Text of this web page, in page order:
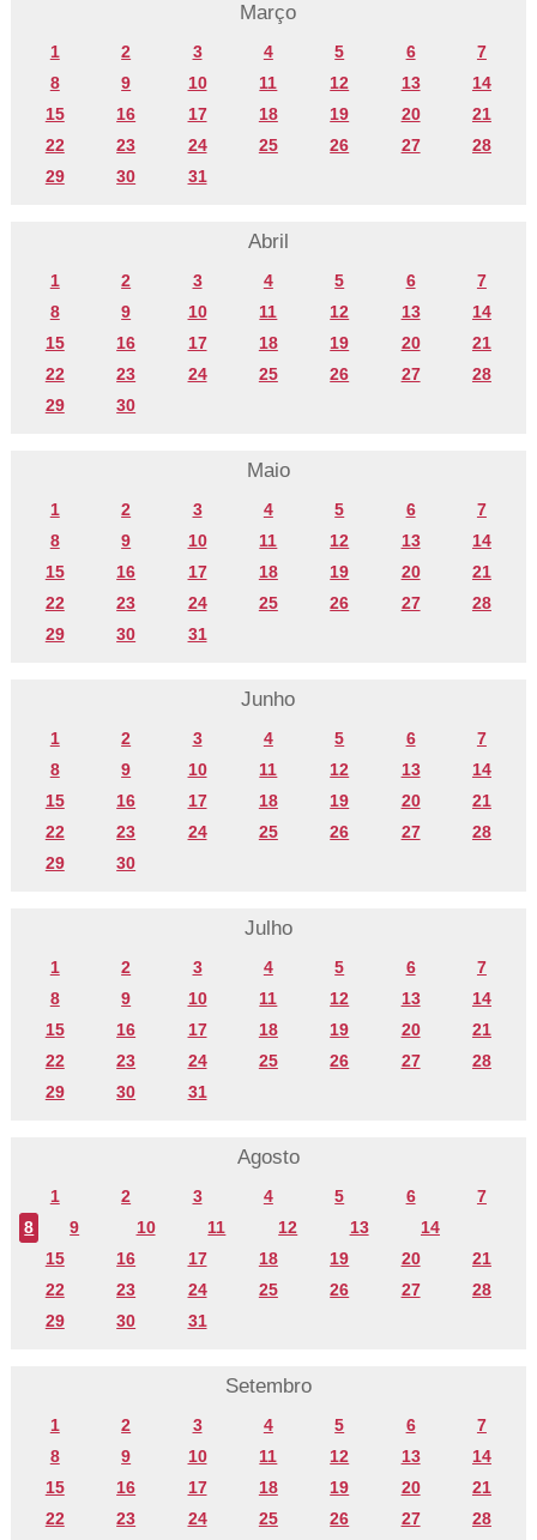
Março
1 2 3 4 5 6
7
8
9 10 11 12 13
14
15
16 17 18 19 20
21
22
23 24 25 26 27
28
29
30 31
Abril
1 2 3 4 5 6
7
8
9 10 11 12 13
14
15
16 17 18 19 20
21
22
23 24 25 26 27
28
29
30
Maio
1 2 3 4 5 6
7
8
9 10 11 12 13
14
15
16 17 18 19 20
21
22
23 24 25 26 27
28
29
30 31
Junho
1 2 3 4 5 6
7
8
9 10 11 12 13
14
15
16 17 18 19 20
21
22
23 24 25 26 27
28
29
30
Julho
1 2 3 4 5 6
7
8
9 10 11 12 13
14
15
16 17 18 19 20
21
22
23 24 25 26 27
28
29
30 31
Agosto
1 2 3 4 5 6
7
8
9 10 11 12 13
14
15
16 17 18 19 20
21
22
23 24 25 26 27
28
29
30 31
Setembro
1 2 3 4 5 6
7
8
9 10 11 12 13
14
15
16 17 18 19 20
21
22
23 24 25 26 27 28